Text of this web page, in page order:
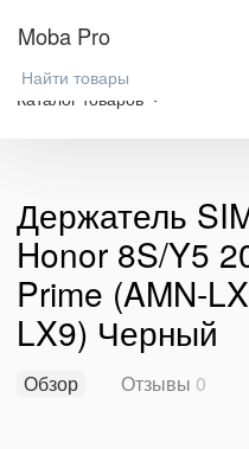
Moba Pro
Каталог товаров
Держатель
Honor 8S/Y5
Prime (AMN-
LX9) Черный
Обзор Отзывы 0